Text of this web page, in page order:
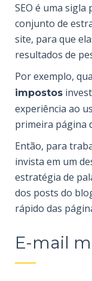
SEO é uma sigla
conjunto de
site, para que
resultados de
Por exemplo,
impostos
experiência ao
primeira página
Então, para
invista em um
estratégia de
dos posts do
rápido das
E-mail